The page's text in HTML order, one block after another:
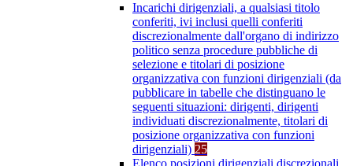
Incarichi dirigenziali, a qualsiasi titolo
conferiti, ivi inclusi quelli conferiti
discrezionalmente dall'organo di indirizzo
politico senza procedure pubbliche di
selezione e titolari di posizione
organizzativa con funzioni dirigenziali (da
pubblicare in tabelle che distinguano le
seguenti situazioni: dirigenti, dirigenti
individuati discrezionalmente, titolari di
posizione organizzativa con funzioni
dirigenziali) 25